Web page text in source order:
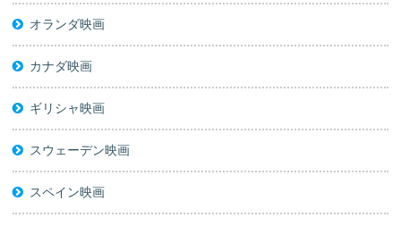
オランダ映画
カナダ映画
ギリシャ映画
スウェーデン映画
スペイン映画